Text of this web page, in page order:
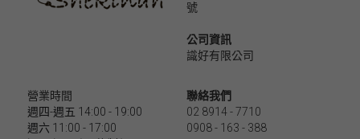
號
公司資訊
識好有限公司
營業時間
週四-週五 14:00 - 19:00
週六 11:00 - 17:00
聯絡我們
02 8914 - 7710
0908 - 163 - 388